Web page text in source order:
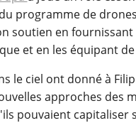
programme de drones
soutien en fournissant
et en les équipant de
le ciel ont donné à
approches des
pouvaient capitaliser